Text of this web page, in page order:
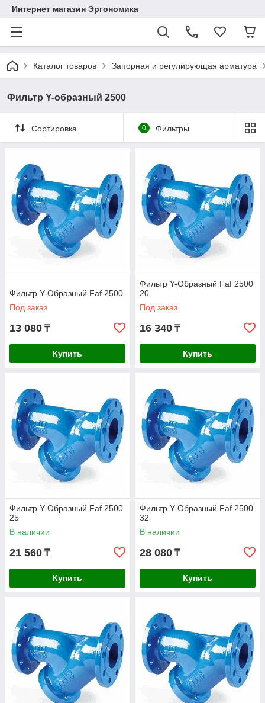
Интернет магазин Эргономика
Каталог товаров Запорная и регулирующая арматура
Фильтр Y-образный 2500
Сортировка 0 Фильтры
Фильтр Y-Образный Faf 2500
Под заказ
13 080 ₸
Купить
Фильтр Y-Образный Faf 2500
20
Под заказ
16 340 ₸
Купить
Фильтр Y-Образный Faf 2500
25
В наличии
21 560 ₸
Купить
Фильтр Y-Образный Faf 2500
32
В наличии
28 080 ₸
Купить